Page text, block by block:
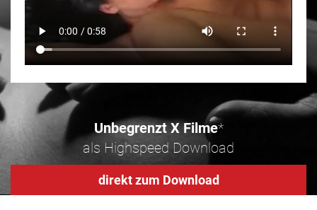
Unbegrenzt X Filme*
als Highspeed Download
direkt zum Download